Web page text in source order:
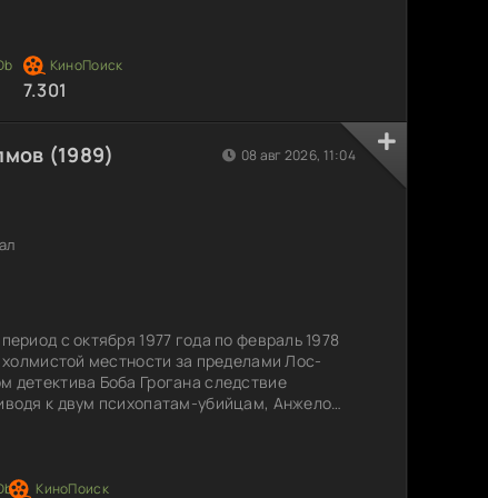
7.301
(1989)
с октября 1977 года по февраль 1978
местности за пределами Лос-
детектива Боба Грогана следствие
к двум психопатам-убийцам, Анжело
08 авг 2026, 11:04